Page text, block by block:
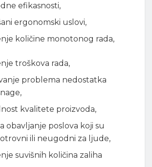
efikasnosti,
ergonomski uslovi,
količine monotonog rada,
troškova rada,
problema nedostatka
kvalitete proizvoda,
obavljanje poslova koji su
otrovni ili neugodni za ljude,
suvišnih količina zaliha